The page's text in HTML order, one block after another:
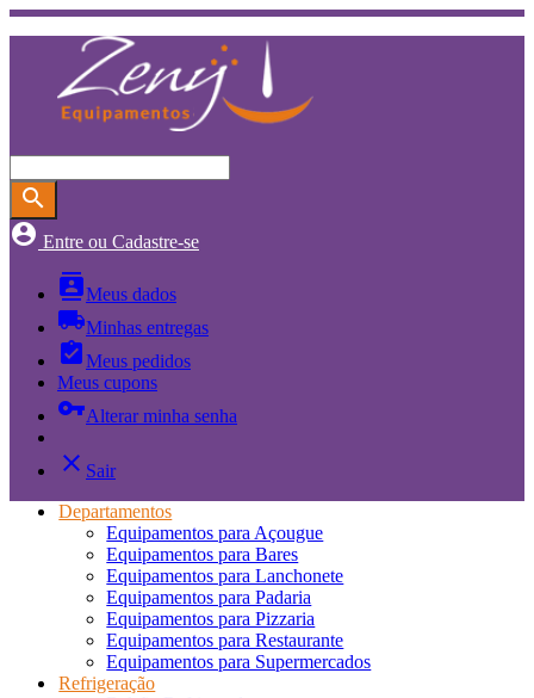
search
account_circle Entre ou Cadastre-se
contactsMeus dados
local_shippingMinhas entregas
assignment_turned_inMeus pedidos
Meus cupons
vpn_keyAlterar minha senha
close Sair
Departamentos
Equipamentos para Açougue
Equipamentos para Bares
Equipamentos para Lanchonete
Equipamentos para Padaria
Equipamentos para Pizzaria
Equipamentos para Restaurante
Equipamentos para Supermercados
Refrigeração